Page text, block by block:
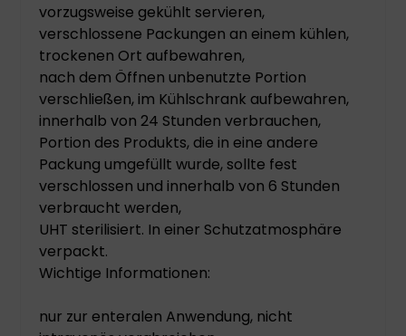
vorzugsweise gekühlt servieren,
verschlossene Packungen an einem kühlen,
trockenen Ort aufbewahren,
nach dem Öffnen unbenutzte Portion
verschließen, im Kühlschrank aufbewahren,
innerhalb von 24 Stunden verbrauchen,
Portion des Produkts, die in eine andere
Packung umgefüllt wurde, sollte fest
verschlossen und innerhalb von 6 Stunden
verbraucht werden,
UHT sterilisiert. In einer Schutzatmosphäre
verpackt.
Wichtige Informationen:
nur zur enteralen Anwendung, nicht